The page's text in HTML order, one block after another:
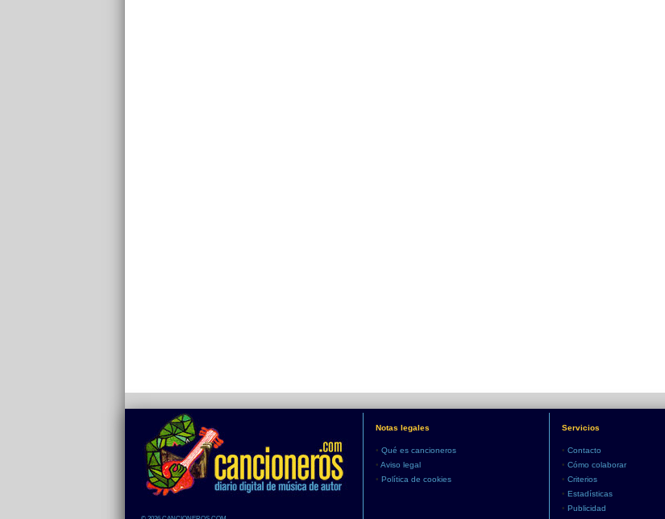
Notas legales
• Qué es cancioneros
• Aviso legal
• Política de cookies
Servicios
• Contacto
• Cómo colaborar
• Criterios
• Estadísticas
• Publicidad